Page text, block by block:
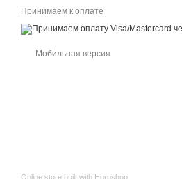
Принимаем к оплате
Мобильная версия
Online store built with Horoshop